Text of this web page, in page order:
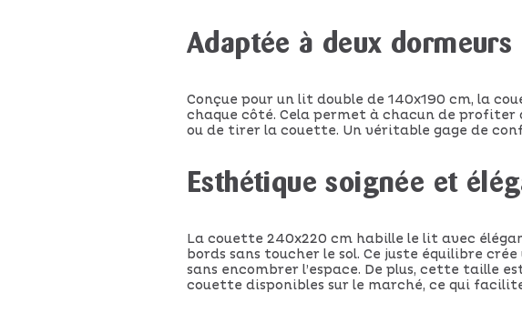
Adaptée à deux dormeurs
Conçue pour un lit double de 140x190 cm, la
chaque côté. Cela permet à chacun de profiter
ou de tirer la couette. Un véritable gage de
Esthétique soignée et
La couette 240x220 cm habille le lit avec
bords sans toucher le sol. Ce juste équilibre
sans encombrer l’espace. De plus, cette taille
couette disponibles sur le marché, ce qui